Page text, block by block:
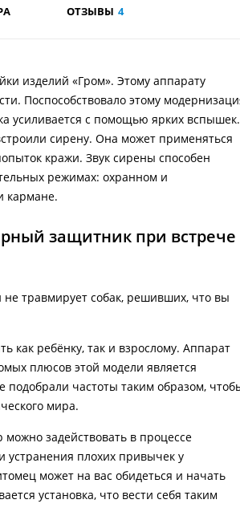
ОТЗЫВЫ 4
изделий «Гром». Этому аппарату
Поспособствовало этому
усиливается с помощью ярких вспышек.
сирену. Она может применяться
кражи. Звук сирены способен
режимах: охранном и
кармане.
защитник при встрече
травмирует собак, решивших, что вы
как ребёнку, так и взрослому. Аппарат
плюсов этой модели является
частоты таким образом,
мира.
задействовать в процессе
устранения плохих привычек у
может на вас обидеться и начать
установка, что вести себя таким